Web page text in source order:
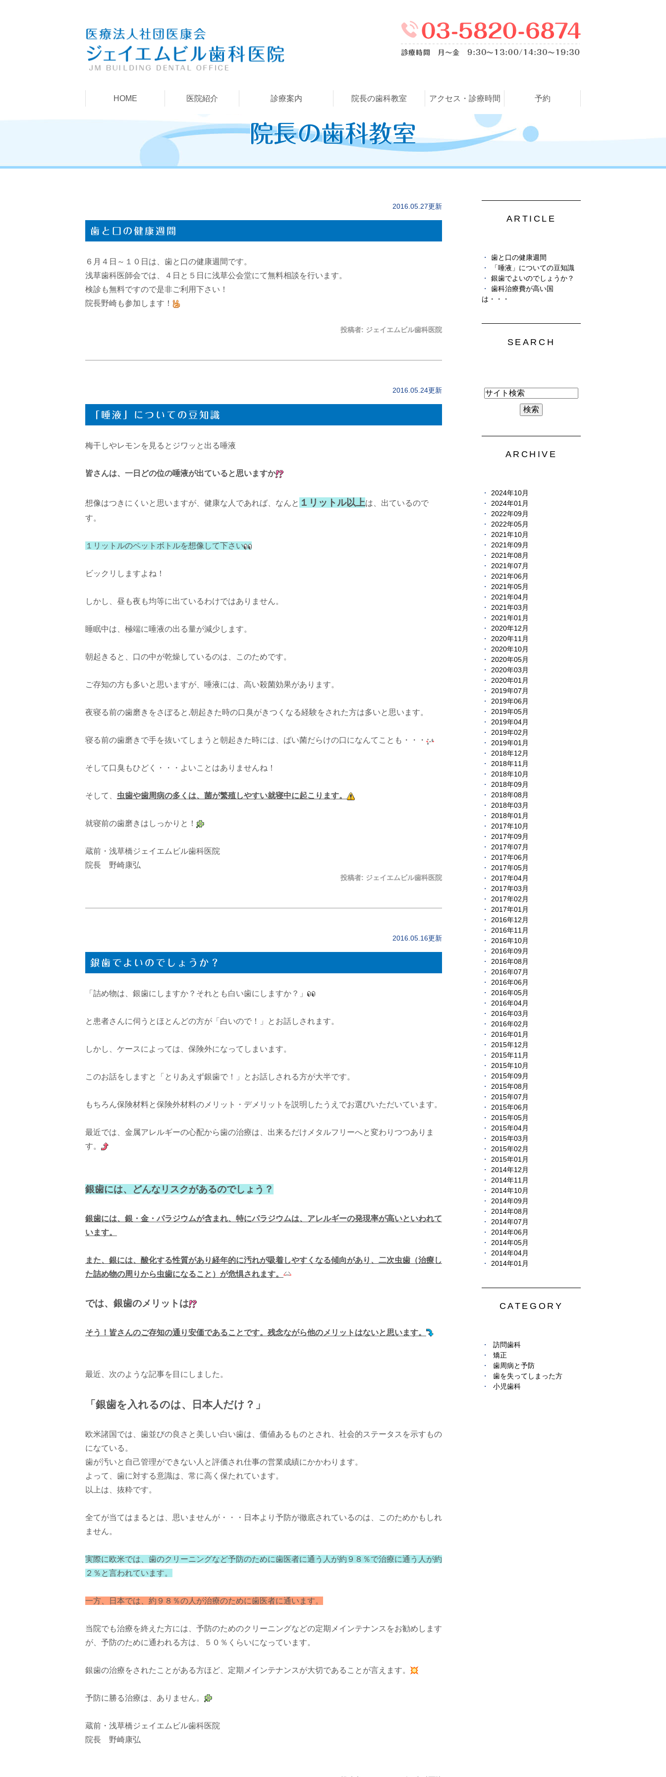
HOME 医院紹介 診療案内 院長の歯科教室 アクセス・診療時間 予約
院長の歯科教室
2016.05.27更新
歯と口の健康週間
６月４日～１０日は、歯と口の健康週間です。
浅草歯科医師会では、４日と５日に浅草公会堂にて無料相談を行います。
検診も無料ですので是非ご利用下さい！
院長野崎も参加します！
投稿者: ジェイエムビル歯科医院
2016.05.24更新
「唾液」についての豆知識
梅干しやレモンを見るとジワッと出る唾液
皆さんは、一日どの位の唾液が出ていると思いますか
想像はつきにくいと思いますが、健康な人であれば、なんと １リットル以上は、出ているので
す。
１リットルのペットボトルを想像して下さい
ビックリしますよね！
しかし、昼も夜も均等に出ているわけではありません。
睡眠中は、極端に唾液の出る量が減少します。
朝起きると、口の中が乾燥しているのは、このためです。
ご存知の方も多いと思いますが、唾液には、高い殺菌効果があります。
夜寝る前の歯磨きをさぼると,朝起きた時の口臭がきつくなる経験をされた方は多いと思います。
寝る前の歯磨きで手を抜いてしまうと朝起きた時には、ばい菌だらけの口になんてことも・・・
そして口臭もひどく・・・よいことはありませんね！
そして、 虫歯や歯周病の多くは、菌が繁殖しやすい就寝中に起こります。
就寝前の歯磨きはしっかりと！
蔵前・浅草橋ジェイエムビル歯科医院
院長 野崎康弘
投稿者: ジェイエムビル歯科医院
2016.05.16更新
銀歯でよいのでしょうか？
「詰め物は、銀歯にしますか？それとも白い歯にしますか？」
と患者さんに伺うとほとんどの方が「白いので！」とお話しされます。
しかし、ケースによっては、保険外になってしまいます。
このお話をしますと「とりあえず銀歯で！」とお話しされる方が大半です。
もちろん保険材料と保険外材料のメリット・デメリットを説明したうえでお選びいただいています。
最近では、金属アレルギーの心配から歯の治療は、出来るだけメタルフリーへと変わりつつありま
す。
銀歯には、どんなリスクがあるのでしょう？
銀歯には、銀・金・パラジウムが含まれ、特にパラジウムは、アレルギーの発現率が高いといわれて
います。
また、銀には、酸化する性質があり経年的に汚れが吸着しやすくなる傾向があり、二次虫歯（治療し
た詰め物の周りから虫歯になること）が危惧されます。
では、銀歯のメリットは
そう！皆さんのご存知の通り安価であることです。残念ながら他のメリットはないと思います。
最近、次のような記事を目にしました。
「銀歯を入れるのは、日本人だけ？」
欧米諸国では、歯並びの良さと美しい白い歯は、価値あるものとされ、社会的ステータスを示すもの
になている。
歯が汚いと自己管理ができない人と評価され仕事の営業成績にかかわります。
よって、歯に対する意識は、常に高く保たれています。
以上は、抜粋です。
全てが当てはまるとは、思いませんが・・・日本より予防が徹底されているのは、このためかもしれ
ません。
実際に欧米では、歯のクリーニングなど予防のために歯医者に通う人が約９８％で治療に通う人が約
２％と言われています。
一方、日本では、約９８％の人が治療のために歯医者に通います。
当院でも治療を終えた方には、予防のためのクリーニングなどの定期メインテナンスをお勧めします
が、予防のために通われる方は、５０％くらいになっています。
銀歯の治療をされたことがある方ほど、定期メインテナンスが大切であることが言えます。
予防に勝る治療は、ありません。
蔵前・浅草橋ジェイエムビル歯科医院
院長 野崎康弘
ARTICLE
歯と口の健康週間
「唾液」についての豆知識
銀歯でよいのでしょうか？
歯科治療費が高い国
は・・・
SEARCH
ARCHIVE
2024年10月
2024年01月
2022年09月
2022年05月
2021年10月
2021年09月
2021年08月
2021年07月
2021年06月
2021年05月
2021年04月
2021年03月
2021年01月
2020年12月
2020年11月
2020年10月
2020年05月
2020年03月
2020年01月
2019年07月
2019年06月
2019年05月
2019年04月
2019年02月
2019年01月
2018年12月
2018年11月
2018年10月
2018年09月
2018年08月
2018年03月
2018年01月
2017年10月
2017年09月
2017年07月
2017年06月
2017年05月
2017年04月
2017年03月
2017年02月
2017年01月
2016年12月
2016年11月
2016年10月
2016年09月
2016年08月
2016年07月
2016年06月
2016年05月
2016年04月
2016年03月
2016年02月
2016年01月
2015年12月
2015年11月
2015年10月
2015年09月
2015年08月
2015年07月
2015年06月
2015年05月
2015年04月
2015年03月
2015年02月
2015年01月
2014年12月
2014年11月
2014年10月
2014年09月
2014年08月
2014年07月
2014年06月
2014年05月
2014年04月
2014年01月
CATEGORY
訪問歯科
矯正
歯周病と予防
歯を失ってしまった方
小児歯科